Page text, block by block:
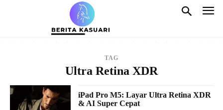
TAG
Ultra Retina XDR
iPad Pro M5: Layar Ultra Retina XDR
& AI Super Cepat